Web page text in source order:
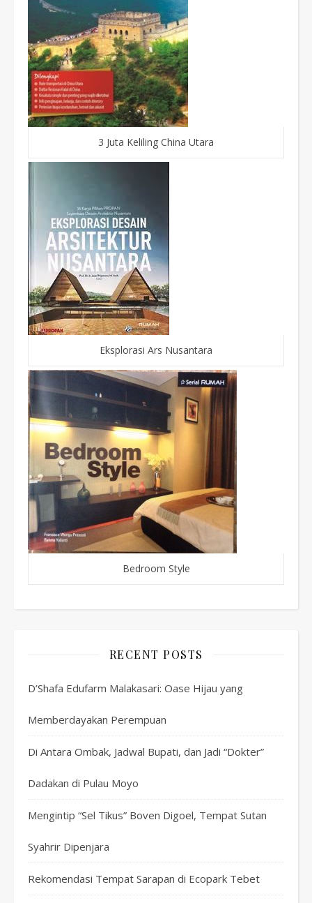
3 Juta Keliling China Utara
Eksplorasi Ars Nusantara
Bedroom Style
RECENT POSTS
D’Shafa Edufarm Malakasari: Oase Hijau yang
Memberdayakan Perempuan
Di Antara Ombak, Jadwal Bupati, dan Jadi “Dokter”
Dadakan di Pulau Moyo
Mengintip “Sel Tikus” Boven Digoel, Tempat Sutan
Syahrir Dipenjara
Rekomendasi Tempat Sarapan di Ecopark Tebet